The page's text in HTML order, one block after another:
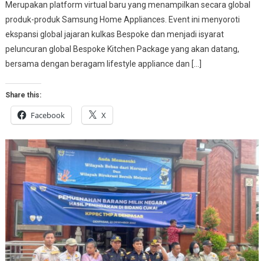
Merupakan platform virtual baru yang menampilkan secara global
produk-produk Samsung Home Appliances. Event ini menyoroti
ekspansi global jajaran kulkas Bespoke dan menjadi isyarat
peluncuran global Bespoke Kitchen Package yang akan datang,
bersama dengan beragam lifestyle appliance dan […]
Share this:
Facebook X